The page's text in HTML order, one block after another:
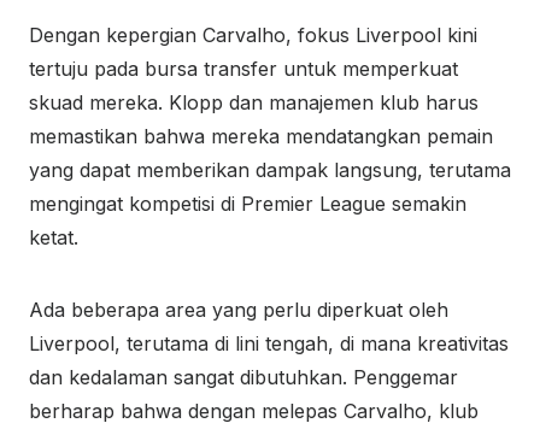
Dengan kepergian Carvalho, fokus Liverpool kini
tertuju pada bursa transfer untuk memperkuat
skuad mereka. Klopp dan manajemen klub harus
memastikan bahwa mereka mendatangkan pemain
yang dapat memberikan dampak langsung, terutama
mengingat kompetisi di Premier League semakin
ketat.
Ada beberapa area yang perlu diperkuat oleh
Liverpool, terutama di lini tengah, di mana kreativitas
dan kedalaman sangat dibutuhkan. Penggemar
berharap bahwa dengan melepas Carvalho, klub